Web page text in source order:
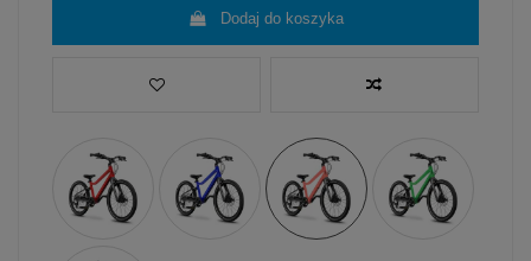
Dodaj do koszyka